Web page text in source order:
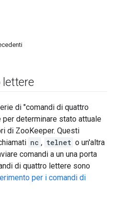
di "comandi di quattro
determinare stato attuale
di ZooKeeper. Questi
nc , telnet o un'altra
comandi a un una porta
di quattro lettere sono
per i comandi di